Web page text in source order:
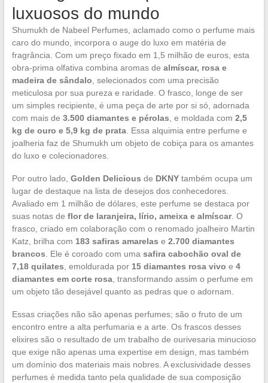
luxuosos do mundo
Shumukh de Nabeel Perfumes, aclamado como o perfume mais
caro do mundo, incorpora o auge do luxo em matéria de
fragrância. Com um preço fixado em 1,5 milhão de euros, esta
obra-prima olfativa combina aromas de almíscar, rosa e
madeira de sândalo , selecionados com uma precisão
meticulosa por sua pureza e raridade. O frasco, longe de ser
um simples recipiente, é uma peça de arte por si só, adornada
com mais de 3.500 diamantes e pérolas , e moldada com 2,5
kg de ouro e 5,9 kg de prata. Essa alquimia entre perfume e
joalheria faz de Shumukh um objeto de cobiça para os amantes
do luxo e colecionadores.
Por outro lado, Golden Delicious de DKNYtambém ocupa um
lugar de destaque na lista de desejos dos conhecedores.
Avaliado em 1 milhão de dólares, este perfume se destaca por
suas notas de flor de laranjeira, lírio, ameixa e almíscar. O
frasco, criado em colaboração com o renomado joalheiro Martin
Katz, brilha com 183 safiras amarelas e 2.700 diamantes
brancos . Ele é coroado com uma safira cabochão oval de
7,18 quilates , emoldurada por 15 diamantes rosa vivo e 4
diamantes em corte rosa, transformando assim o perfume em
um objeto tão desejável quanto as pedras que o adornam.
Essas criações não são apenas perfumes; são o fruto de um
encontro entre a alta perfumaria e a arte. Os frascos desses
elixires são o resultado de um trabalho de ourivesaria minucioso
que exige não apenas uma expertise em design, mas também
um domínio dos materiais mais nobres. A exclusividade desses
perfumes é medida tanto pela qualidade de sua composição